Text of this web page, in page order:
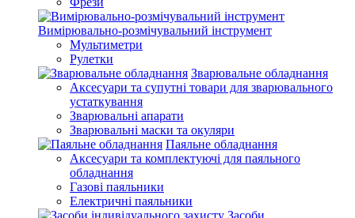
Вимірювально-розмічувальний інструмент
Мультиметри
Рулетки
Зварювальне обладнання
Аксесуари та супутні товари для зварювального
устаткування
Зварювальні апарати
Зварювальні маски та окуляри
Паяльне обладнання
Аксесуари та комплектуючі для паяльного
обладнання
Газові паяльники
Електричні паяльники
Засоби